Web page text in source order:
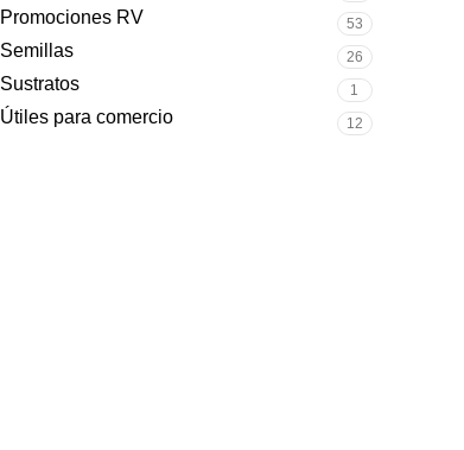
Promociones RV 53
Semillas 26
Sustratos 1
Útiles para comercio 12